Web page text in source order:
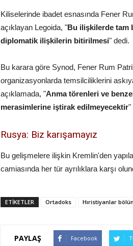
Kiliselerinde ibadet esnasında Fener
açıklayan Legoida, "Bu ilişkilerde tam
diplomatik ilişkilerin bitirilmesi" dedi.
Bu karara göre Synod, Fener Rum
organizasyonlarda temsilciliklerini
açıklamada, "Anma törenleri ve
merasimlerine iştirak edilmeyecektir"
Rusya: Biz karışamayız
Bu gelişmelere ilişkin Kremlin'den
camiasında her tür ayrılıklara karşı
ETİKETLER Ortadoks Hıristiyanlar
PAYLAŞ Facebook